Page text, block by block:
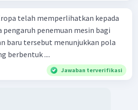
telah memperlihatkan kepada
pengaruh penemuan mesin bagi
baru tersebut menunjukkan pola
berbentuk ....
Jawaban terverifikasi